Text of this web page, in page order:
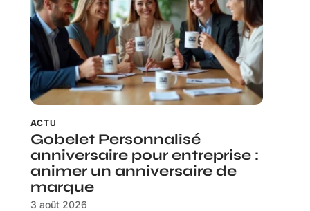
ACTU
Gobelet Personnalisé
anniversaire pour entreprise :
animer un anniversaire de
marque
3 août 2026